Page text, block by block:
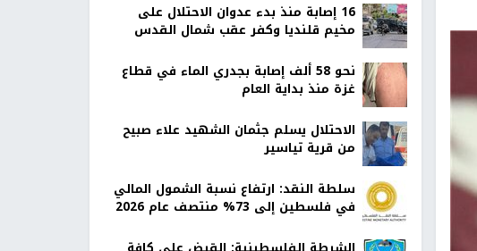
16 إصابة منذ بدء عدوان الاحتلال على
مخيم قلنديا وكفر عقب شمال القدس
نحو 58 ألف إصابة بجدري الماء في قطاع
غزة منذ بداية العام
الاحتلال يسلم جثمان الشهيد علاء صبيح
من قرية تياسير
سلطة النقد: ارتفاع نسبة الشمول المالي
في فلسطين إلى 73% منتصف عام 2026